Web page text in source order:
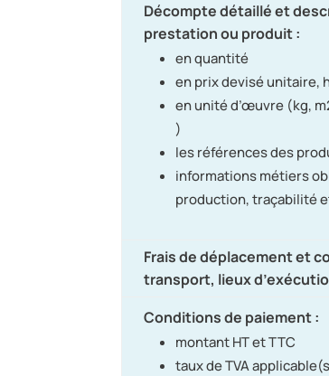
Décompte détaillé et
prestation ou produit :
en quantité
en prix devisé unitaire,
en unité d’œuvre (kg,
)
les références des
informations métiers
production, traçabilité
Frais de déplacement et
transport, lieux
Conditions de paiement :
montant HT et TTC
taux de TVA